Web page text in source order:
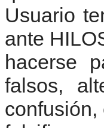
Usuario
ante
hacerse
falsos,